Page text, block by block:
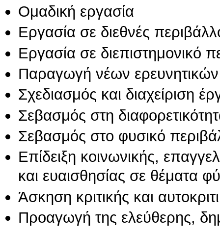
Ομαδική εργασία
Εργασία σε διεθνές
Εργασία σε διεπιστημονικό
Παραγωγή νέων
Σχεδιασμός και διαχείριση
Σεβασμός στη
Σεβασμός στο φυσικό
Επίδειξη κοινωνικής,
και ευαισθησίας σε θέματα
Άσκηση κριτικής και
Προαγωγή της ελεύθερης,